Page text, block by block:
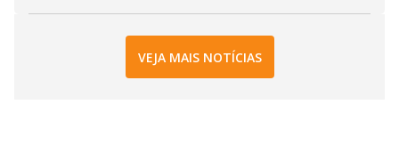
VEJA MAIS NOTÍCIAS